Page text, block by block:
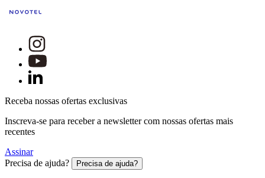
Receba nossas ofertas exclusivas
Inscreva-se para receber a newsletter com nossas ofertas mais
recentes
Assinar
Precisa de ajuda?
Precisa de ajuda?